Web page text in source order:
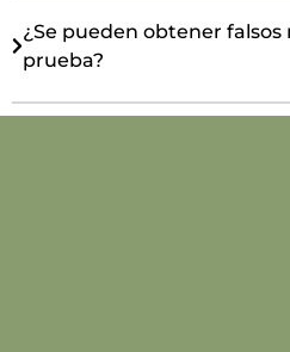
¿Se pueden obtener falsos
prueba?